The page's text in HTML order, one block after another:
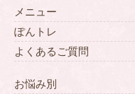
メニュー
ぽんトレ
よくあるご質問
お悩み別